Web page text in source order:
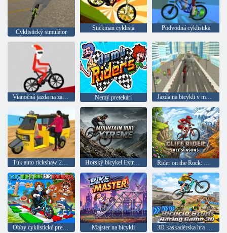
Cyklistický simulátor
Stickman cyklista Podvodná cyklistika
Nemý pretekári
Horský bicykel Extreme Rider on the Rock: Všetky ročné obdobia
Obby cyklistické preteky o memes Majster na bicykli 3D kaskadérska hra na bicykli